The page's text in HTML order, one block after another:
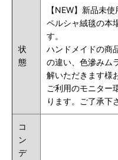
状
態
【NEW】新品未使
ペルシャ絨毯の本
す。
ハンドメイドの商
の違い、色滲みム
解いただきます様
ご利用のモニター
ります。ご了承下
コ
ン
デ